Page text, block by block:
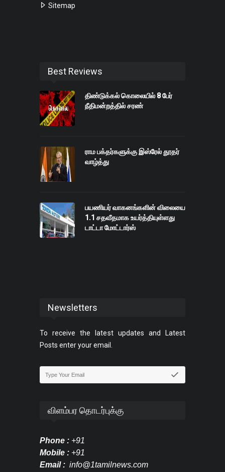
Sitemap
Best Reviews
திண்டுக்கல் கொலையில் 8 பேர்
நீதிமன்றத்தில் சரண்
ராம பக்தர்களுக்கு இஸ்ரேல் தூதர்
வாழ்த்து
பயணியர் வாகனங்களின் விலையை
1.1 சதவீதமாக உயர்த்தியுள்ளது
டாட்டா மோட்டார்ஸ்
Newsletters
To receive the latest updates and Latest
Posts enter your email.
விளம்பர தொடர்புக்கு
Phone : +91
Mobile : +91
Email : info@1tamilnews.com